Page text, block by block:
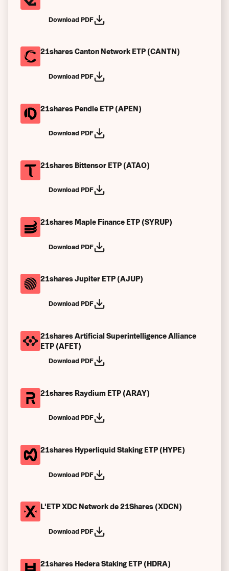
Download PDF
21shares Canton Network ETP (CANTN)
Download PDF
21shares Pendle ETP (APEN)
Download PDF
21shares Bittensor ETP (ATAO)
Download PDF
21shares Maple Finance ETP (SYRUP)
Download PDF
21shares Jupiter ETP (AJUP)
Download PDF
21shares Artificial Superintelligence Alliance
ETP (AFET)
Download PDF
21shares Raydium ETP (ARAY)
Download PDF
21shares Hyperliquid Staking ETP (HYPE)
Download PDF
L'ETP XDC Network de 21Shares (XDCN)
Download PDF
21shares Hedera Staking ETP (HDRA)